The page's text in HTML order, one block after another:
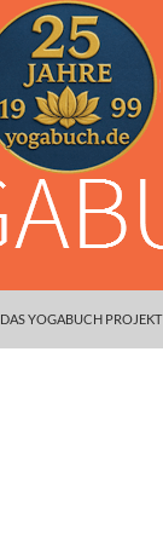
DAS YOGABUCH PROJEKT